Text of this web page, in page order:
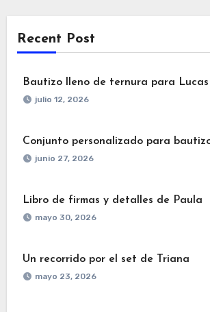
Recent Post
Bautizo lleno de ternura para Lucas
julio 12, 2026
Conjunto personalizado para
junio 27, 2026
Libro de firmas y detalles de Paula
mayo 30, 2026
Un recorrido por el set de Triana
mayo 23, 2026